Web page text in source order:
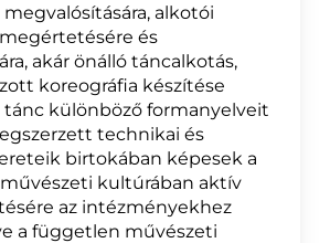
alkotói
és
akár önálló táncalkotás,
koreográfia készítése
tánc különböző formanyelveit
technikai és
birtokában képesek a
kultúrában aktív
az intézményekhez
a független művészeti